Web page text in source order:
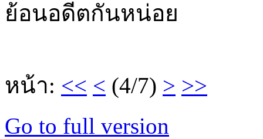
ย้อนอดีตกันหน่อย
หน้า: << < (4/7) > >>
Go to full version